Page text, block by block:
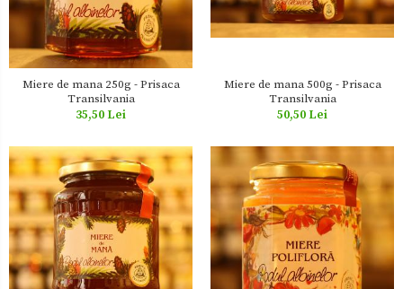
Miere de mana 250g - Prisaca
Transilvania
35,50 Lei
Miere de mana 500g - Prisaca
Transilvania
50,50 Lei